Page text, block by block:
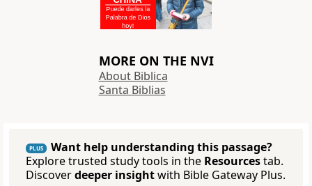
MORE ON THE NVI
About Biblica
Santa Biblias
PLUS
Want help understanding this passage?
Explore trusted study tools in the Resourcestab.
Discoverdeeper insightwith Bible Gateway Plus.